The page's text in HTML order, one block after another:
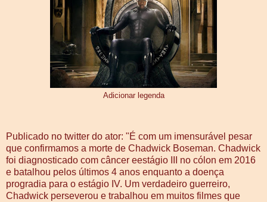
Adicionar legenda
Publicado no twitter do ator: "É com um imensurável pesar
que confirmamos a morte de Chadwick Boseman. Chadwick
foi diagnosticado com câncer eestágio III no cólon em 2016
e batalhou pelos últimos 4 anos enquanto a doença
progradia para o estágio IV. Um verdadeiro guerreiro,
Chadwick perseverou e trabalhou em muitos filmes que